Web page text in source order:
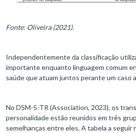
Fonte: Oliveira (2021).
Independentemente da classificação
importante enquanto linguagem comum
saúde que atuam juntos perante um caso
No DSM-5-TR (Association, 2023), os
personalidade estão reunidos em três
semelhanças entre eles. A tabela a seguir